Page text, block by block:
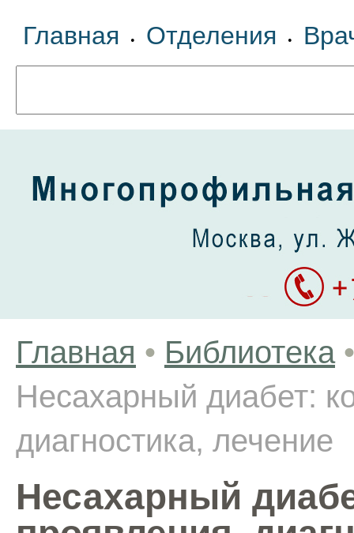
Главная • Отделения •
Главная • Библиотека •
Несахарный диабет:
диагностика, лечение
Несахарный